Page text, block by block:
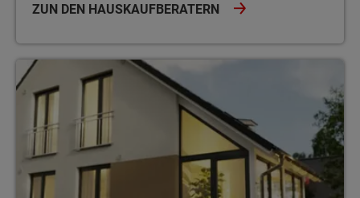
ZUN DEN HAUSKAUFBERATERN
Unsere Musterhäuser